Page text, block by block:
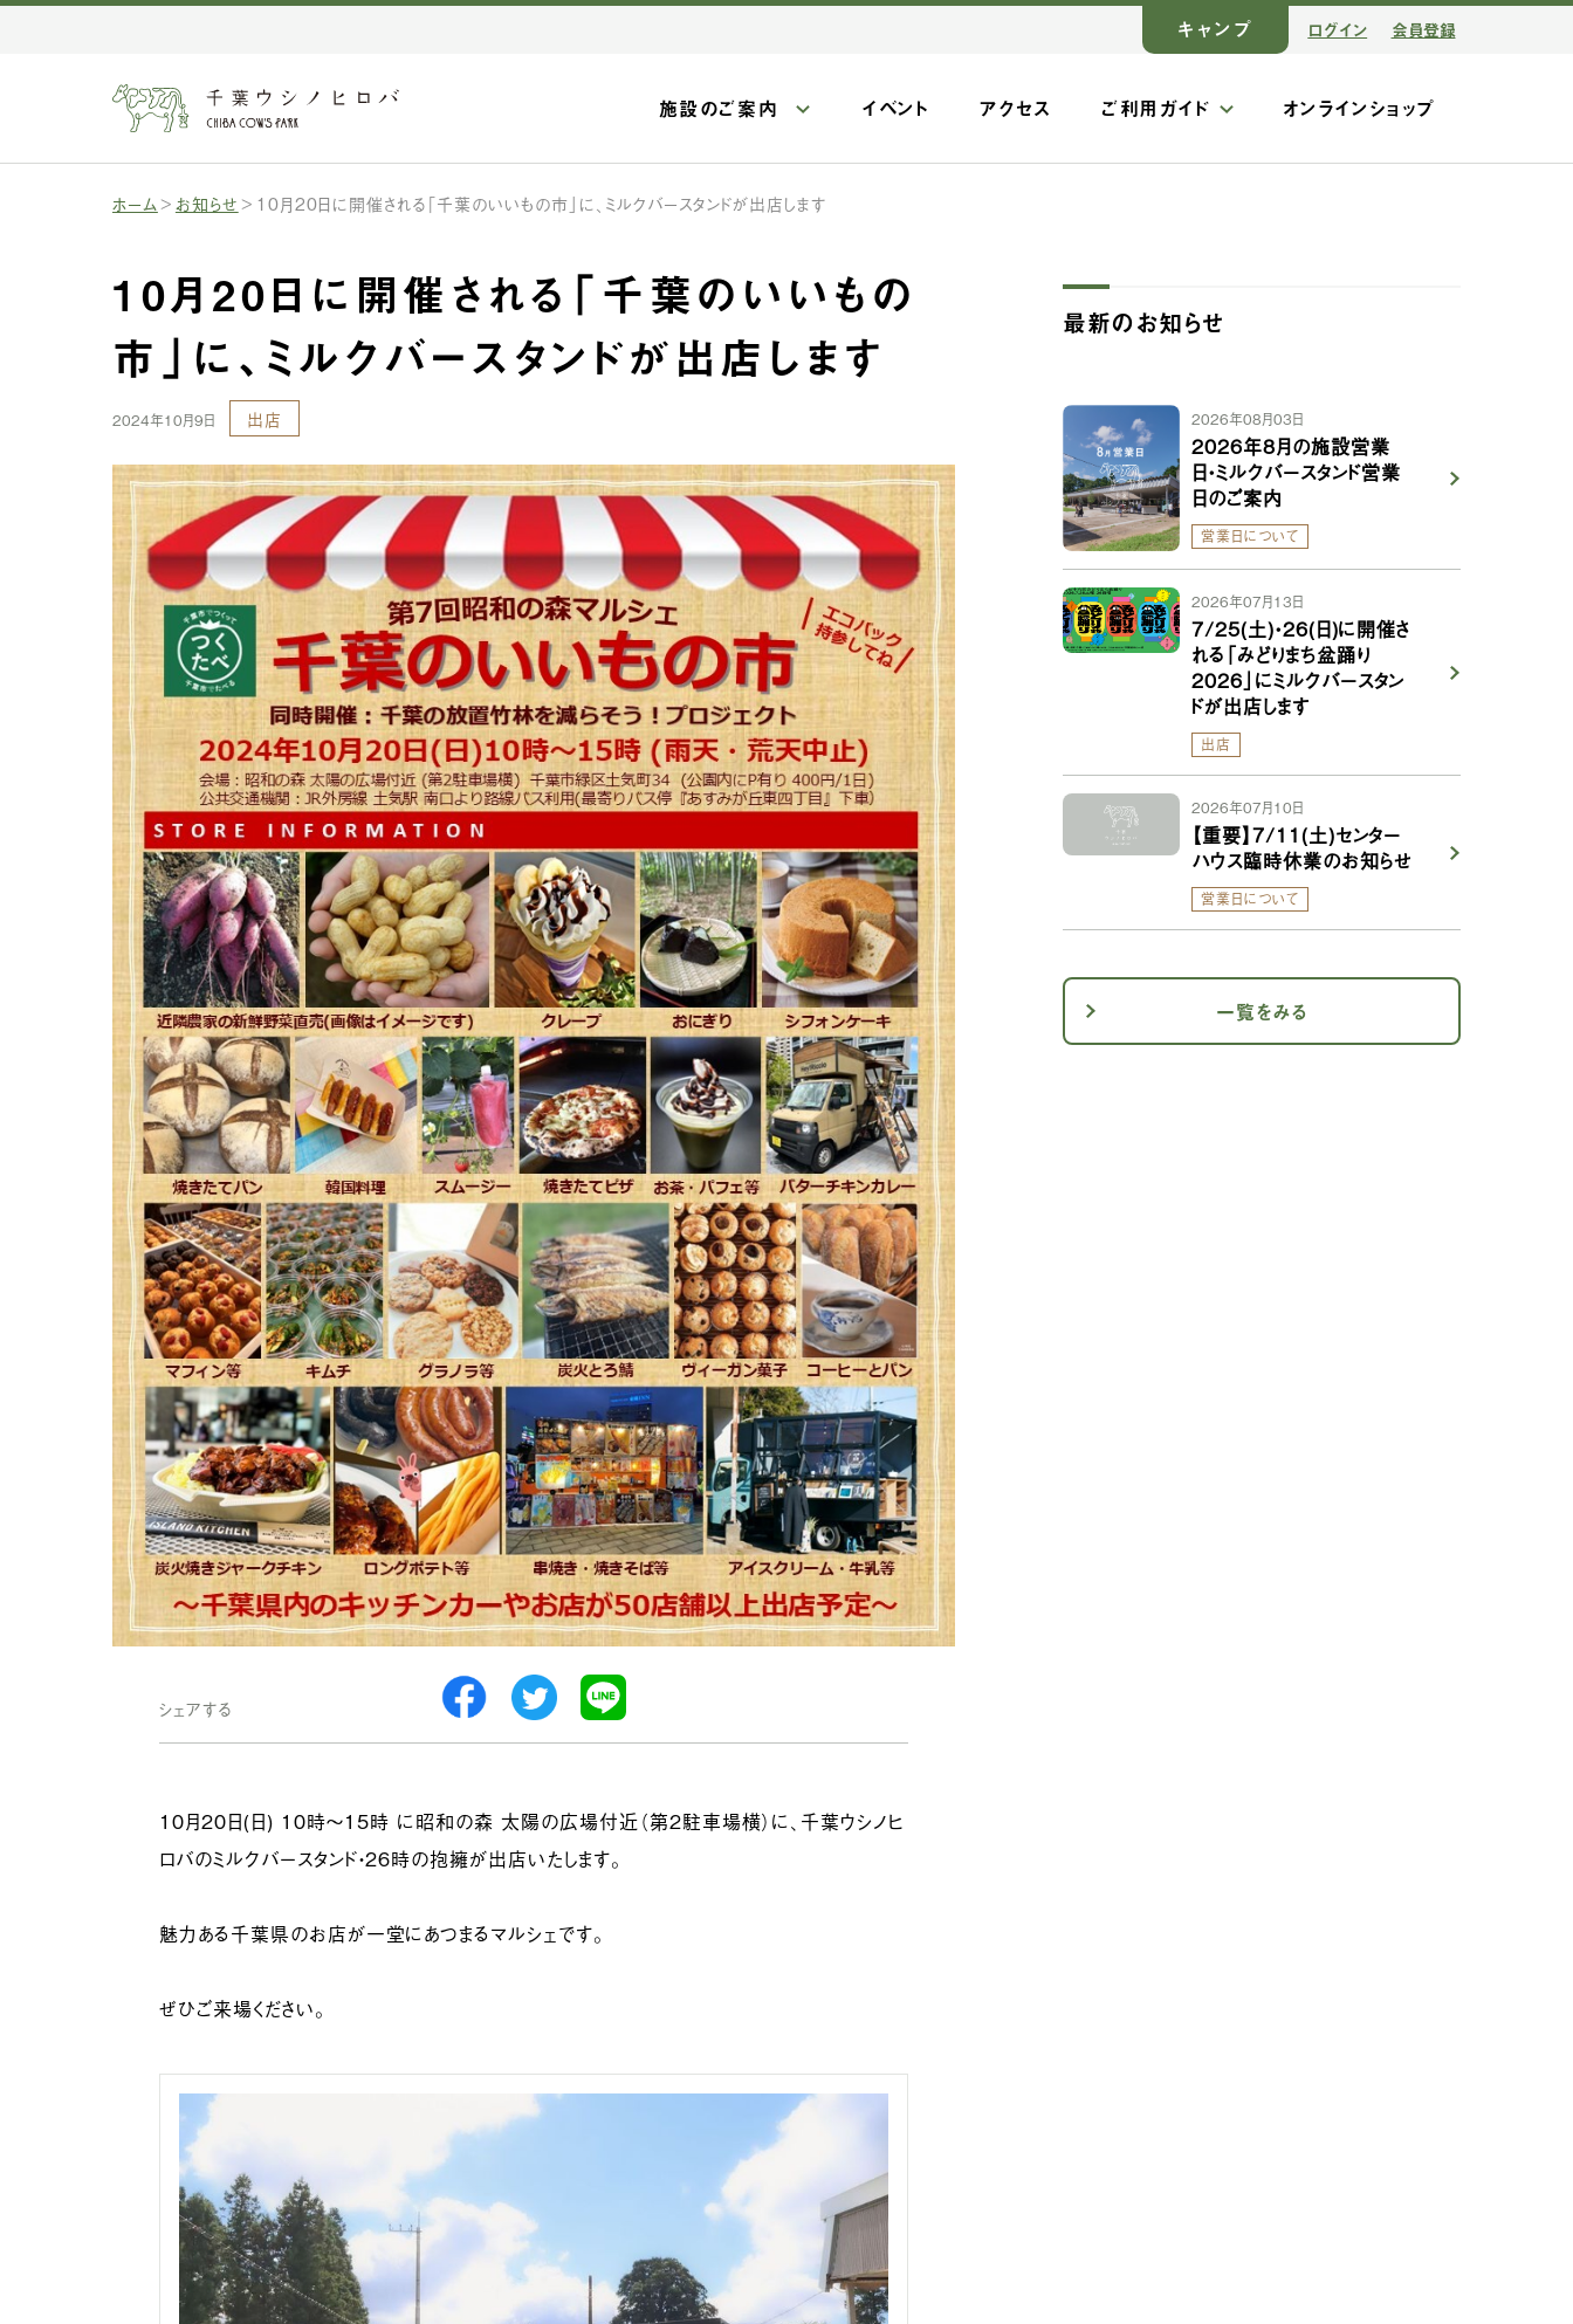
キャンプ ログイン 会員登録
施設のご案内 イベント アクセス ご利用ガイド オンラインショップ
ホーム お知らせ 10月20日に開催される「千葉のいいもの市」に、ミルクバースタンドが出店します
10月20日に開催される「千葉のいいもの
市」に、ミルクバースタンドが出店します
2024年10月9日 出店
シェアする
10月20日(日) 10時〜15時 に昭和の森 太陽の広場付近（第2駐車場横）に、千葉ウシノヒ
ロバのミルクバースタンド・26時の抱擁が出店いたします。
魅力ある千葉県のお店が一堂にあつまるマルシェです。
ぜひご来場ください。
最新のお知らせ
2026年08月03日
2026年8月の施設営業
日・ミルクバースタンド営業
日のご案内
営業日について
2026年07月13日
7/25(土)・26(日)に開催さ
れる「みどりまち盆踊り
2026」にミルクバースタン
ドが出店します
出店
2026年07月10日
【重要】7/11(土)センター
ハウス臨時休業のお知らせ
営業日について
一覧をみる